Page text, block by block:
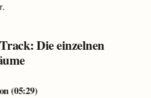
Die einzelnen
(05:29)